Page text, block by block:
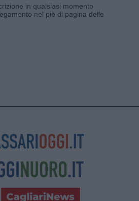
in qualsiasi momento
nel piè di pagina delle